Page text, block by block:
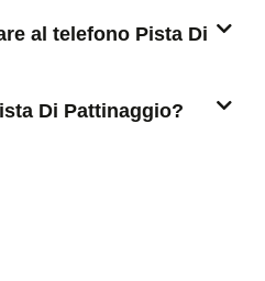
al telefono Pista Di
Di Pattinaggio?